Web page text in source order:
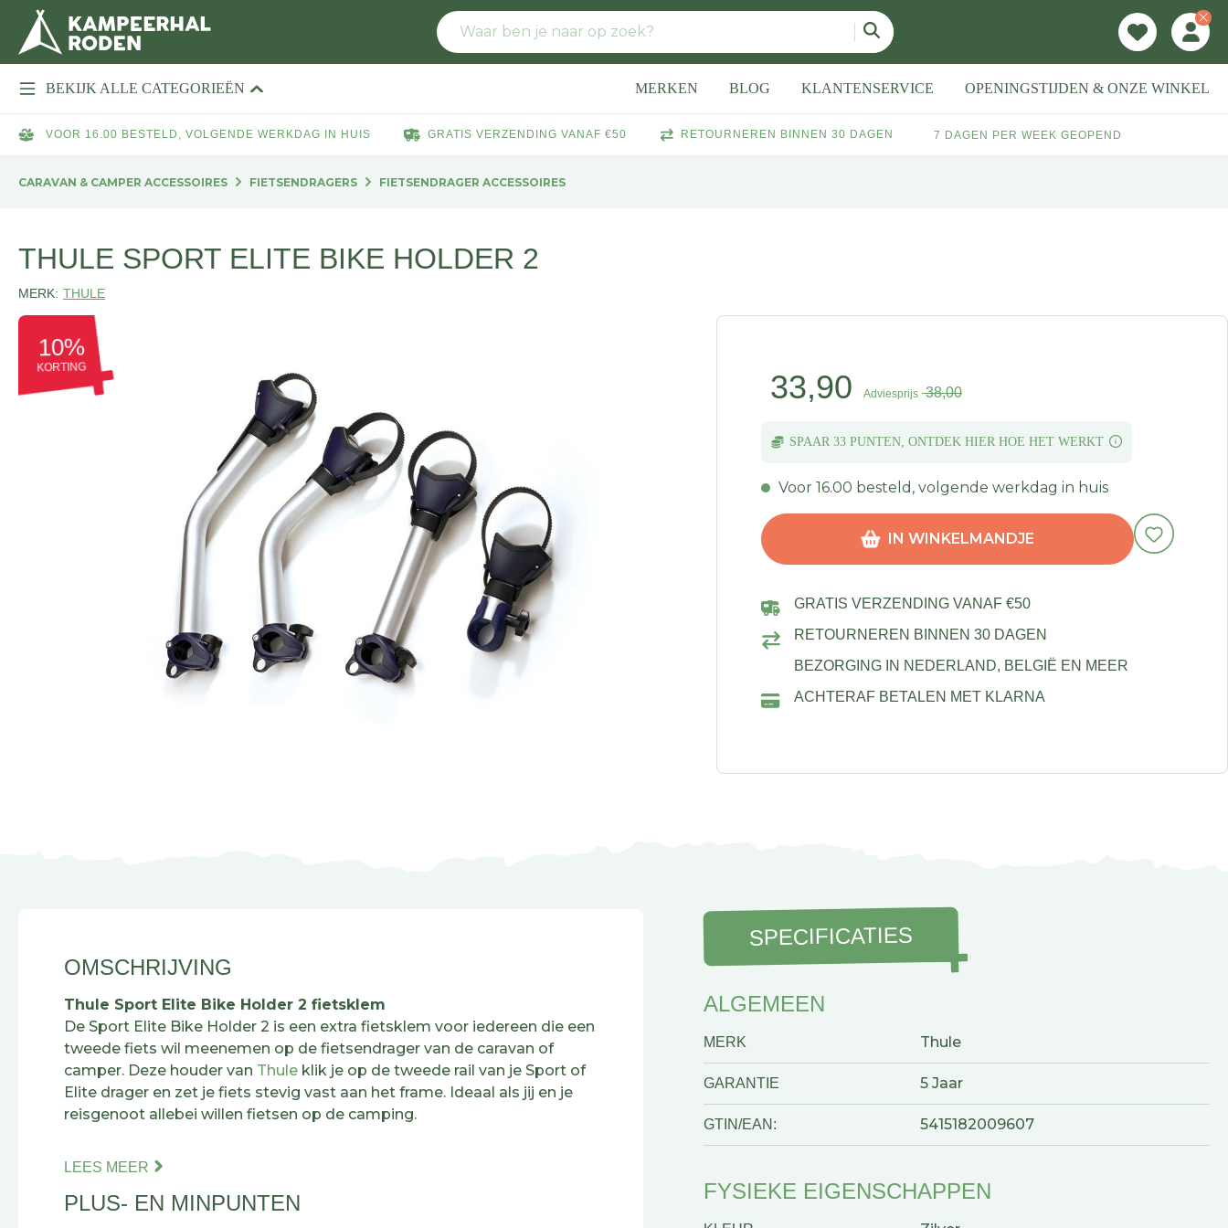
BEKIJK ALLE CATEGORIEËN MERKEN BLOG KLANTENSERVICE OPENINGSTIJDEN & ONZE WINKEL
VOOR 16.00 BESTELD, VOLGENDE WERKDAG IN HUIS GRATIS VERZENDING VANAF €50 RETOURNEREN BINNEN 30 DAGEN 7 DAGEN PER WEEK GEOPEND
CARAVAN & CAMPER ACCESSOIRES FIETSENDRAGERS FIETSENDRAGER ACCESSOIRES
THULE SPORT ELITE BIKE HOLDER 2
MERK: THULE
10%
KORTING
33,90 Adviesprijs 38,00
SPAAR 33 PUNTEN, ONTDEK HIER HOE HET WERKT
Voor 16.00 besteld, volgende werkdag in huis
IN WINKELMANDJE
GRATIS VERZENDING VANAF €50
RETOURNEREN BINNEN 30 DAGEN
BEZORGING IN NEDERLAND, BELGIË EN MEER
ACHTERAF BETALEN MET KLARNA
OMSCHRIJVING
Thule Sport Elite Bike Holder 2 fietsklem
De Sport Elite Bike Holder 2 is een extra fietsklem voor iedereen die een
tweede fiets wil meenemen op de fietsendrager van de caravan of
camper. Deze houder van Thule klik je op de tweede rail van je Sport of
Elite drager en zet je fiets stevig vast aan het frame. Ideaal als jij en je
reisgenoot allebei willen fietsen op de camping.
Het slimme zit in de gebogen aluminium buis. Die draait alle kanten op,
past zich aan jouw framevorm aan. De zachte rubberen bekleding
LEES MEER
PLUS- EN MINPUNTEN
SPECIFICATIES
ALGEMEEN
MERK Thule
GARANTIE 5 Jaar
GTIN/EAN: 5415182009607
FYSIEKE EIGENSCHAPPEN